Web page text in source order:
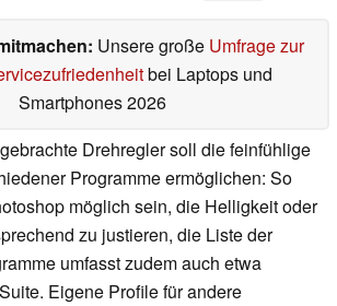
Unsere große Umfrage zur
bei Laptops und
Smartphones 2026
Drehregler soll die feinfühlige
Programme ermöglichen: So
möglich sein, die Helligkeit oder
zu justieren, die Liste der
umfasst zudem auch etwa
Eigene Profile für andere